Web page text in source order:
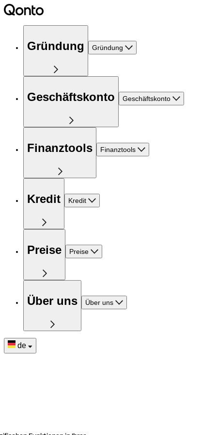
Gründung Gründung
Geschäftskonto Geschäftskonto
Finanztools Finanztools
Kredit Kredit
Preise Preise
Über uns Über uns
de